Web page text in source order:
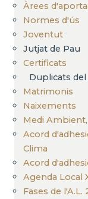
Àrees
Normes d'ús
Joventut
Jutjat de Pau
Certificats
Duplicats
Matrimonis
Naixements
Medi
Acord
Clima
Acord
Agenda Local
Fases de l'A.L.